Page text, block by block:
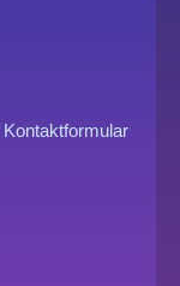
Kontaktformular